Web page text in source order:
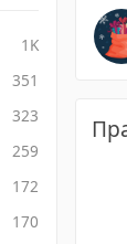
1K
351
323
259
172
170